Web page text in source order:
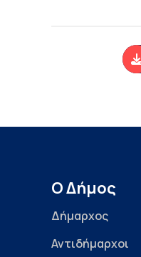
Ο Δήμος
Δήμαρχος
Αντιδήμαρχοι